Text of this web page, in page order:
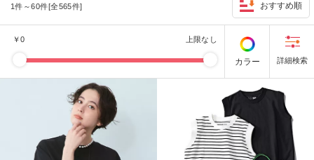
1件～60件[全565件] おすすめ順
￥0 上限なし
カラー